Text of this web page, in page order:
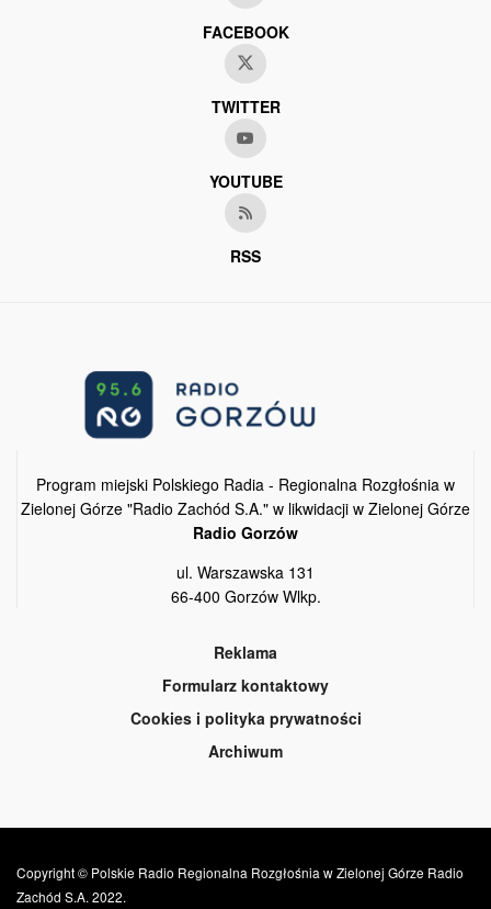
FACEBOOK
TWITTER
YOUTUBE
RSS
Program miejski Polskiego Radia - Regionalna Rozgłośnia w
Zielonej Górze "Radio Zachód S.A." w likwidacji w Zielonej Górze
Radio Gorzów
ul. Warszawska 131
66-400 Gorzów Wlkp.
Reklama
Formularz kontaktowy
Cookies i polityka prywatności
Archiwum
Copyright © Polskie Radio Regionalna Rozgłośnia w Zielonej Górze Radio
Zachód S.A. 2022.